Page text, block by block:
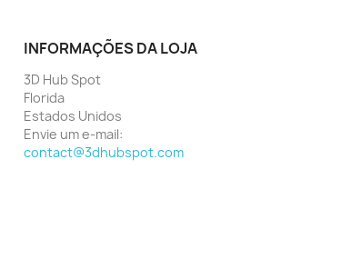
INFORMAÇÕES DA LOJA
3D Hub Spot
Florida
Estados Unidos
Envie um e-mail:
contact@3dhubspot.com